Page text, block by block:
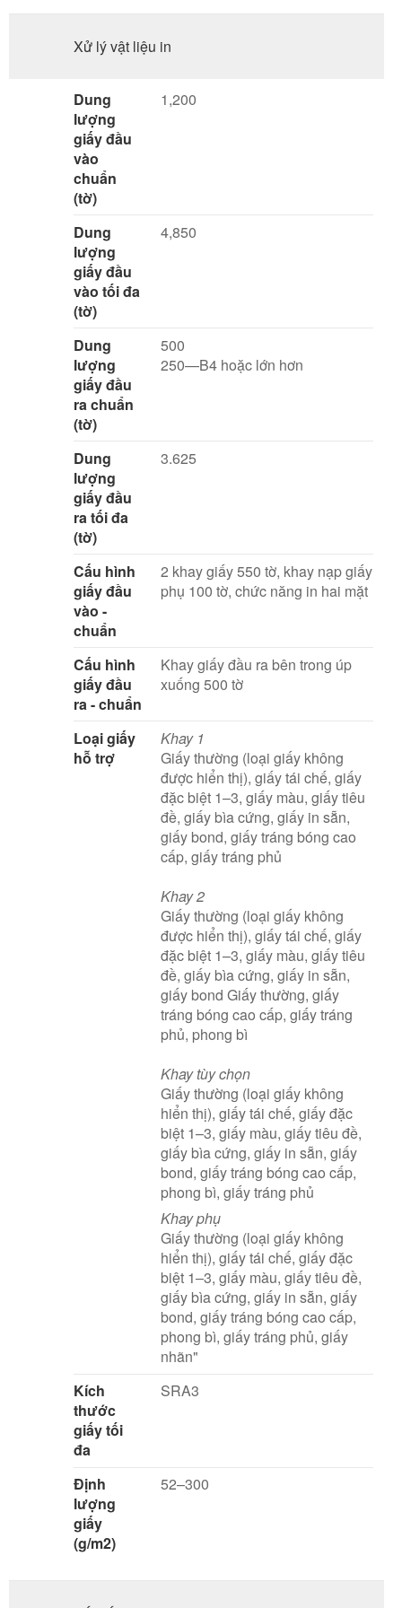
Xử lý vật liệu in
Dung
lượng
giấy đầu
vào
chuẩn
(tờ)
1,200
Dung
lượng
giấy đầu
vào tối đa
(tờ)
4,850
Dung
lượng
giấy đầu
ra chuẩn
(tờ)
500
250—B4 hoặc lớn hơn
Dung
lượng
giấy đầu
ra tối đa
(tờ)
3.625
Cấu hình
giấy đầu
vào -
chuẩn
2 khay giấy 550 tờ, khay nạp giấy
phụ 100 tờ, chức năng in hai mặt
Cấu hình
giấy đầu
ra - chuẩn
Khay giấy đầu ra bên trong úp
xuống 500 tờ
Loại giấy
hỗ trợ
Khay 1
Giấy thường (loại giấy không
được hiển thị), giấy tái chế, giấy
đặc biệt 1–3, giấy màu, giấy tiêu
đề, giấy bìa cứng, giấy in sẵn,
giấy bond, giấy tráng bóng cao
cấp, giấy tráng phủ
Khay 2
Giấy thường (loại giấy không
được hiển thị), giấy tái chế, giấy
đặc biệt 1–3, giấy màu, giấy tiêu
đề, giấy bìa cứng, giấy in sẵn,
giấy bond Giấy thường, giấy
tráng bóng cao cấp, giấy tráng
phủ, phong bì
Khay tùy chọn
Giấy thường (loại giấy không
hiển thị), giấy tái chế, giấy đặc
biệt 1–3, giấy màu, giấy tiêu đề,
giấy bìa cứng, giấy in sẵn, giấy
bond, giấy tráng bóng cao cấp,
phong bì, giấy tráng phủ
Khay phụ
Giấy thường (loại giấy không
hiển thị), giấy tái chế, giấy đặc
biệt 1–3, giấy màu, giấy tiêu đề,
giấy bìa cứng, giấy in sẵn, giấy
bond, giấy tráng bóng cao cấp,
phong bì, giấy tráng phủ, giấy
nhãn"
Kích
thước
giấy tối
đa
SRA3
Định
lượng
giấy
(g/m2)
52–300